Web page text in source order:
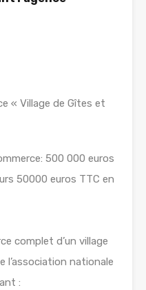
« Village de Gîtes et
500 000 euros
50000 euros TTC en
complet d’un village
l’association nationale
: